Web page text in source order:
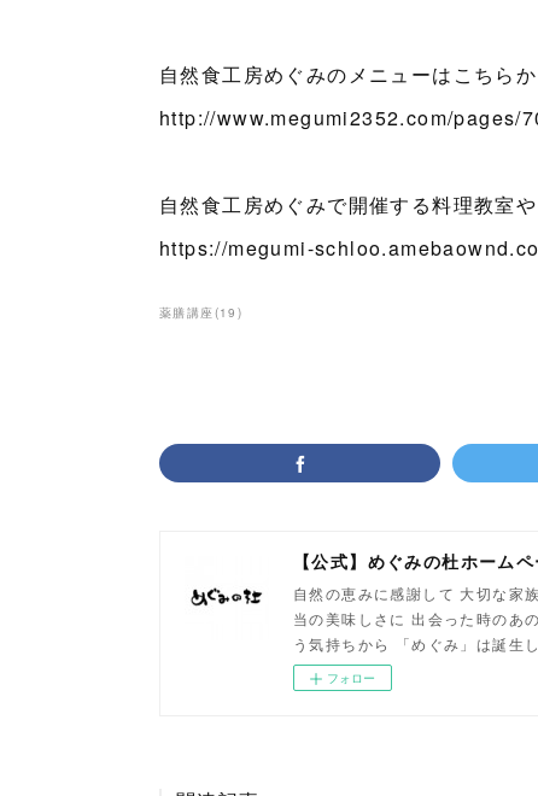
自然食工房めぐみのメニューはこちらか
http://www.megumi2352.com/pages/
自然食工房めぐみで開催する料理教室
https://megumi-
薬膳講座 (19 )
【公式】めぐみの杜ホーム
自然の恵みに感謝して 大切な家
当の美味しさに 出会った時のあ
う気持ちから 「めぐみ」は誕生
フォロー